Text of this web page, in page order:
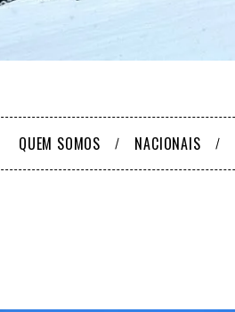
QUEM SOMOS NACIONAIS